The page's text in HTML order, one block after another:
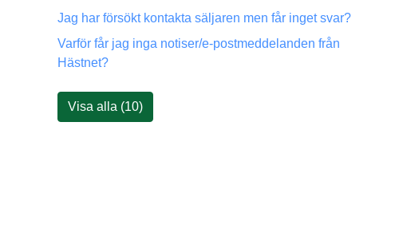
Jag har försökt kontakta säljaren men får inget svar?
Varför får jag inga notiser/e-postmeddelanden från
Hästnet?
Visa alla (10)